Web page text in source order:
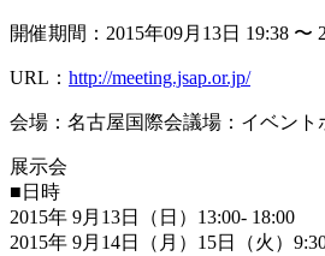
開催期間：2015年09月13日 19:38 〜
URL： http://meeting.jsap.or.jp/
会場：名古屋国際会議場：イベント
展示会
■日時
2015年 9月13日（日）13:00- 18:00
2015年 9月14日（月）15日（火）